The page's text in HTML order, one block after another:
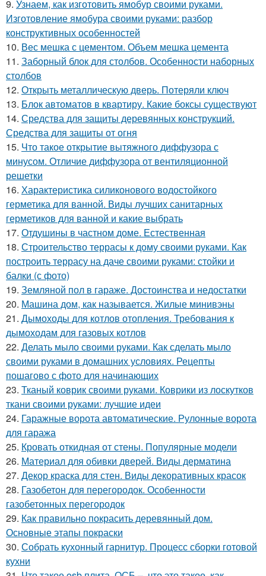
9. Узнаем, как изготовить ямобур своими руками.
Изготовление ямобура своими руками: разбор
конструктивных особенностей
10. Вес мешка с цементом. Объем мешка цемента
11. Заборный блок для столбов. Особенности наборных
столбов
12. Открыть металлическую дверь. Потеряли ключ
13. Блок автоматов в квартиру. Какие боксы существуют
14. Средства для защиты деревянных конструкций.
Средства для защиты от огня
15. Что такое открытие вытяжного диффузора с
минусом. Отличие диффузора от вентиляционной
решетки
16. Характеристика силиконового водостойкого
герметика для ванной. Виды лучших санитарных
герметиков для ванной и какие выбрать
17. Отдушины в частном доме. Естественная
18. Строительство террасы к дому своими руками. Как
построить террасу на даче своими руками: стойки и
балки (с фото)
19. Земляной пол в гараже. Достоинства и недостатки
20. Машина дом, как называется. Жилые минивэны
21. Дымоходы для котлов отопления. Требования к
дымоходам для газовых котлов
22. Делать мыло своими руками. Как сделать мыло
своими руками в домашних условиях. Рецепты
пошагово с фото для начинающих
23. Тканый коврик своими руками. Коврики из лоскутков
ткани своими руками: лучшие идеи
24. Гаражные ворота автоматические. Рулонные ворота
для гаража
25. Кровать откидная от стены. Популярные модели
26. Материал для обивки дверей. Виды дерматина
27. Декор краска для стен. Виды декоративных красок
28. Газобетон для перегородок. Особенности
газобетонных перегородок
29. Как правильно покрасить деревянный дом.
Основные этапы покраски
30. Собрать кухонный гарнитур. Процесс сборки готовой
кухни